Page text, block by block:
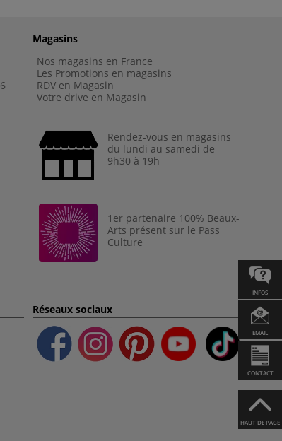
INFOS
EMAIL
CONTACT
HAUT DE PAGE
6
Magasins
Nos magasins en France
Les Promotions en magasins
RDV en Magasin
Votre drive en Magasin
Rendez-vous en magasins
du lundi au samedi de
9h30 à 19h
1er partenaire 100% Beaux-
Arts présent sur le Pass
Culture
Réseaux sociaux